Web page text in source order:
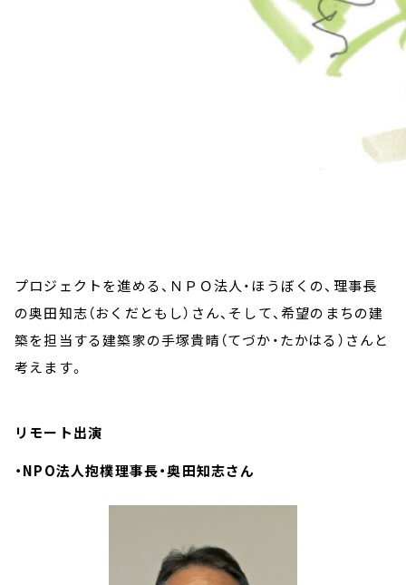
プロジェクトを進める、ＮＰＯ法人・ほうぼくの、理事長
の奥田知志（おくだともし）さん、そして、希望のまちの建
築を担当する建築家の手塚貴晴（てづか・たかはる）さんと
考えます。
リモート出演
・NPO法人抱樸理事長・奥田知志さん